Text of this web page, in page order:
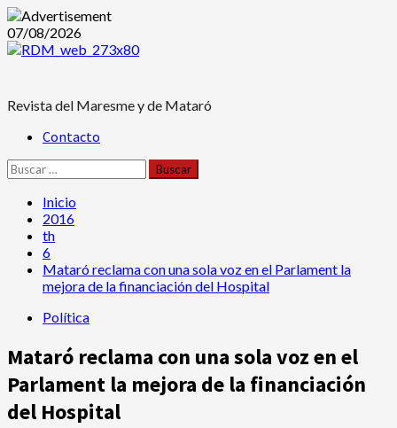
Saltar
al
07/08/2026
Revista del Maresme y de Mataró
Menú Contacto
Buscar:
Inicio
2016
th
6
Mataró reclama con una sola voz en el Parlament la
mejora de la financiación del Hospital
Política
Mataró reclama con una sola voz en el
Parlament la mejora de la financiación
del Hospital